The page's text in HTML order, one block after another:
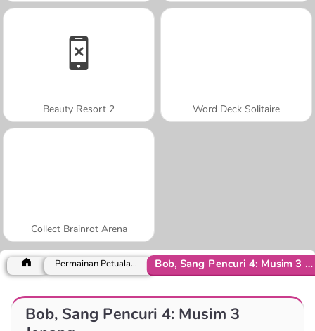
Beauty Resort 2 Word Deck Solitaire
Collect Brainrot Arena
Permainan Petualangan Bob, Sang Pencuri 4: Musim 3 Jepang
Bob, Sang Pencuri 4: Musim 3